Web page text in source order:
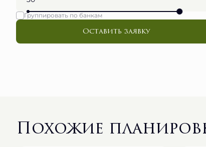
Группировать по банкам
Оставить заявку
Похожие